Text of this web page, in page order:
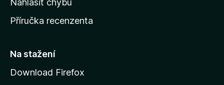
u
t
á
Nahlásit chybu
Příručka recenzenta
Na stažení
Download Firefox